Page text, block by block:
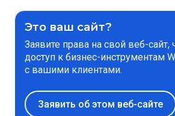
Это ваш сайт?
Заявите права на свой веб-сайт,
доступ к бизнес-инструментам
с вашими клиентами.
Заявить об этом веб-сайте